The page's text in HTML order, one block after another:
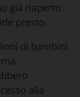
già riaperto
presto.
di bambini
alla